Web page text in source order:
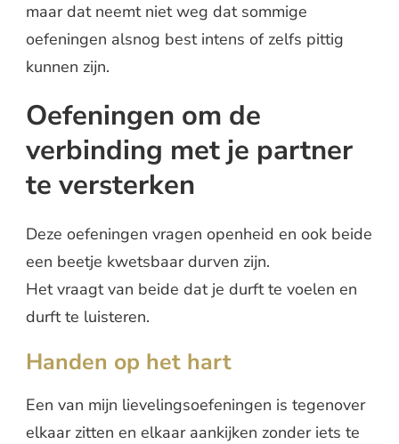
maar dat neemt niet weg dat sommige
oefeningen alsnog best intens of zelfs pittig
kunnen zijn.
Oefeningen om de
verbinding met je partner
te versterken
Deze oefeningen vragen openheid en ook beide
een beetje kwetsbaar durven zijn.
Het vraagt van beide dat je durft te voelen en
durft te luisteren.
Handen op het hart
Een van mijn lievelingsoefeningen is tegenover
elkaar zitten en elkaar aankijken zonder iets te